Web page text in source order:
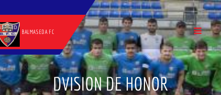
BALMASEDA FC
DVISION DE HONOR